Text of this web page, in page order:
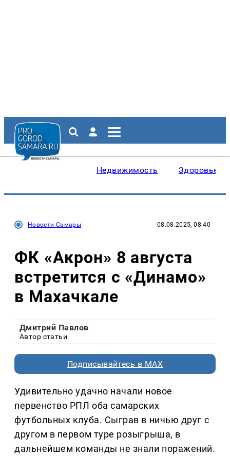
Недвижимость Здоровье
Новости Самары 08.08.2025, 08:40
ФК «Акрон» 8 августа
встретится с «Динамо»
в Махачкале
Дмитрий Павлов
Автор статьи
Подписывайтесь в MAX
Удивительно удачно начали новое
первенство РПЛ оба самарских
футбольных клуба. Сыграв в ничью друг с
другом в первом туре розыгрыша, в
дальнейшем команды не знали поражений.